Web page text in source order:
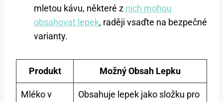
mletou kávu, některé z nich mohou
obsahovat lepek, raději vsaďte na bezpečné
varianty.
Produkt Možný Obsah Lepku
Mléko v
Obsahuje lepek jako složku pro